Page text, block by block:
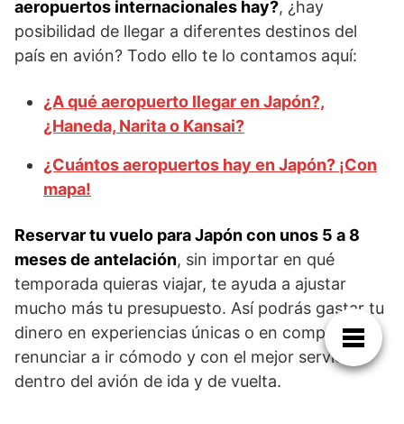
aeropuertos internacionales hay?, ¿hay
posibilidad de llegar a diferentes destinos del
país en avión? Todo ello te lo contamos aquí:
¿A qué aeropuerto llegar en Japón?,
¿Haneda, Narita o Kansai?
¿Cuántos aeropuertos hay en Japón? ¡Con
mapa!
Reservar tu vuelo para Japón con unos 5 a 8
meses de antelación, sin importar en qué
temporada quieras viajar, te ayuda a ajustar
mucho más tu presupuesto. Así podrás gastar tu
dinero en experiencias únicas o en compras, sin
renunciar a ir cómodo y con el mejor servicio
dentro del avión de ida y de vuelta.